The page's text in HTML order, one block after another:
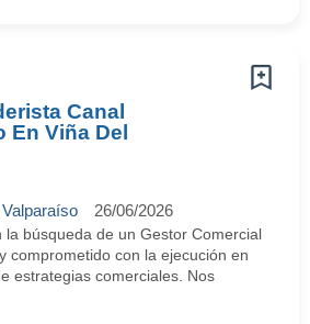
Canal
En Viña Del
Valparaíso 26/06/2026
la búsqueda de un Gestor Comercial
comprometido con la ejecución en
estrategias comerciales. Nos